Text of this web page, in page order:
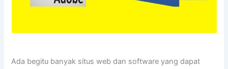
Ada begitu banyak situs web dan software yang dapat